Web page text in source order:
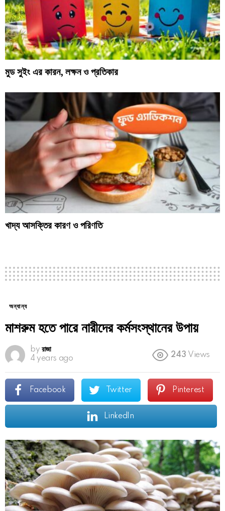
মুড সুইং এর কারন, লক্ষন ও প্রতিকার
খাদ্য আসক্তির কারণ ও পরিণতি
অন্যান্য
মাশরুম হতে পারে নারীদের কর্মসংস্থানের উপায়
by রাজা
4 years ago
243 Views
Facebook Twitter Pinterest
LinkedIn